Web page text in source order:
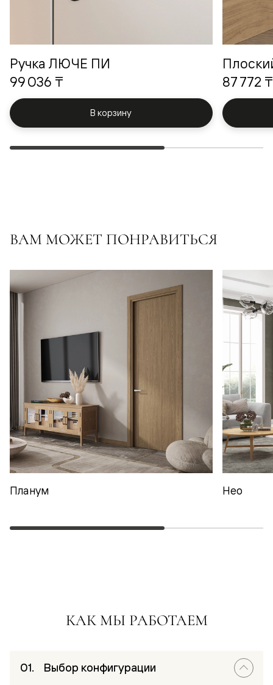
Ручка ЛЮЧЕ ПИ
99 036 ₸
В корзину
87 772 ₸
ВАМ МОЖЕТ ПОНРАВИТЬСЯ
Планум Нео
КАК МЫ РАБОТАЕМ
Выбор конфигурации